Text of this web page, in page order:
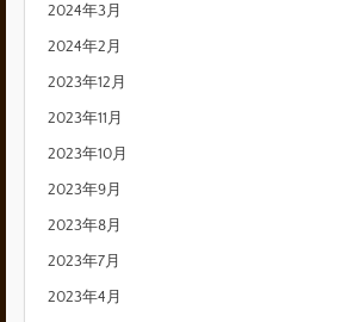
2024年3月
2024年2月
2023年12月
2023年11月
2023年10月
2023年9月
2023年8月
2023年7月
2023年4月